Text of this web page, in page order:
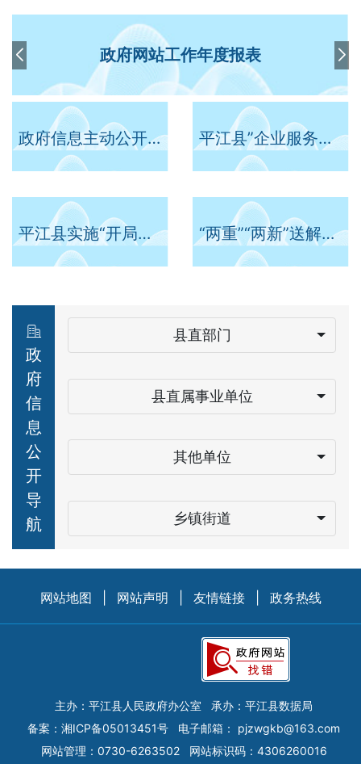
政府网站工作年度报表
政府信息主动公开事项目录 平江县”企业服务年“行动专题
平江县实施“开局八好”行动 “两重”“两新”送解优专项行动
政
府
信
息
公
开
导
航
县直部门
县直属事业单位
其他单位
乡镇街道
网站地图 网站声明 友情链接 政务热线
主办：平江县人民政府办公室
承办：平江县数据局
备案： 湘ICP备05013451号 电子邮箱： pjzwgkb@163.com
网站管理：0730-6263502
网站标识码：4306260016